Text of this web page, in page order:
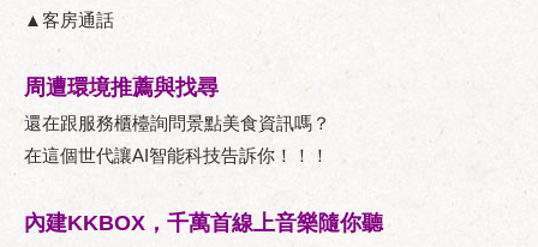
▲客房通話
周遭環境推薦與找尋
還在跟服務櫃檯詢問景點美食資訊嗎？
在這個世代讓AI智能科技告訴你！！！
內建KKBOX，千萬首線上音樂隨你聽